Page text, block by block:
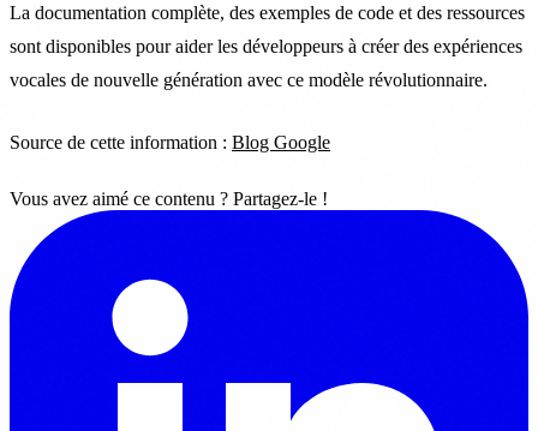
La documentation complète, des exemples de code et des ressources
sont disponibles pour aider les développeurs à créer des expériences
vocales de nouvelle génération avec ce modèle révolutionnaire.
Source de cette information : Blog Google
Vous avez aimé ce contenu ? Partagez-le !